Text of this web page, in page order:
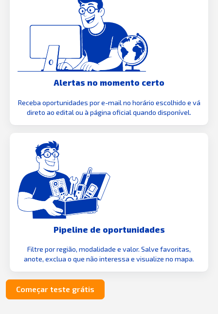
Alertas no momento certo
Receba oportunidades por e-mail no horário escolhido e vá
direto ao edital ou à página oficial quando disponível.
Pipeline de oportunidades
Filtre por região, modalidade e valor. Salve favoritas,
anote, exclua o que não interessa e visualize no mapa.
Começar teste grátis